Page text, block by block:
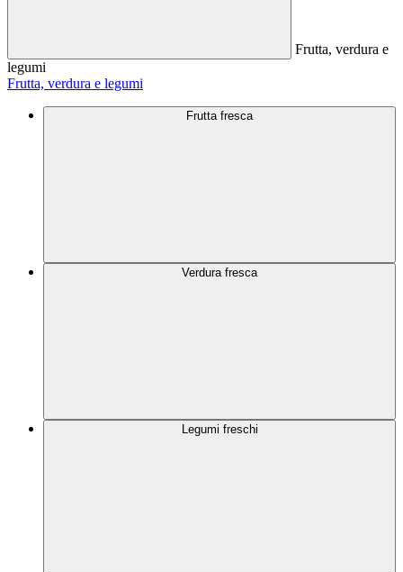
Frutta, verdura e
legumi
Frutta, verdura e legumi
Frutta fresca
Verdura fresca
Legumi freschi